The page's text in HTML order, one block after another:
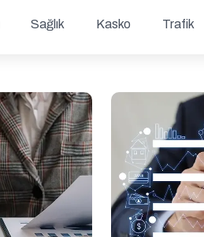
Sağlık Kasko Trafik